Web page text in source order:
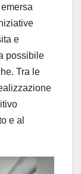
e
possibile
Tra le
e al